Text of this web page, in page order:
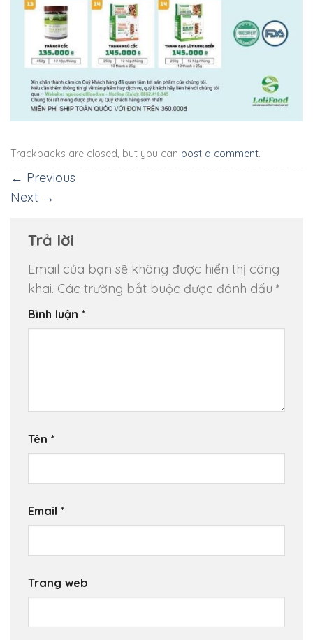
Trackbacks are closed, but you can post a comment.
← Previous
Next →
Trả lời
Email của bạn sẽ không được hiển thị công
khai. Các trường bắt buộc được đánh dấu *
Bình luận *
Tên *
Email *
Trang web